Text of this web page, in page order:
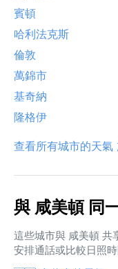
賓頓
哈利法克斯
倫敦
萬錦市
基奇納
隆格伊
查看所有城市的天氣
與 咸美頓 同
這些城市與 咸美頓
安排通話或比較日照時